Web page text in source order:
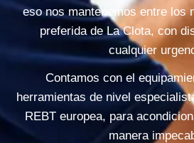
eso nos mantenemos entre los
preferida de La Clota, con
cualquier
Contamos con el
herramientas de nivel
REBT europea, para
manera